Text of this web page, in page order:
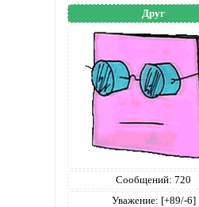
Друг
Сообщений: 720
Уважение: [+89/-6]